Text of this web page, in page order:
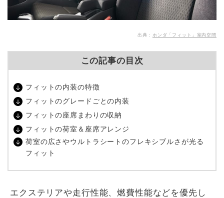
出典： ホンダ「フィット」室内空間
この記事の目次
フィットの内装の特徴
フィットのグレードごとの内装
フィットの座席まわりの収納
フィットの荷室＆座席アレンジ
荷室の広さやウルトラシートのフレキシブルさが光る
フィット
エクステリアや走行性能、燃費性能などを優先し